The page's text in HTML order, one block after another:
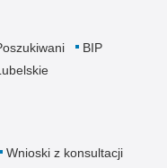
BIP
Wnioski z konsultacji